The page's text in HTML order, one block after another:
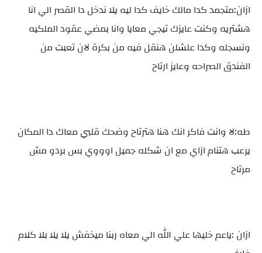
ازان:متجمد كدا مالك خايف كدا ليه يلا ندخل دا القصر الي انا
هشتريه وكنت عايزك تيجي معايا وانا بمضي عقود الملكيه
ونسجله وكدا علشلن هنقل فيه من بكرة لان تعبت من
الفندق الصراحه وعايز ارتاح
طه:لا وانت فاكر انك هنا هترتاح وضحك قلبي معاك دا المكان
يرعب هتنام ازاي مع ان شكله جميل اوووي بس بردو مش
مرتاح
ازان :ياعم خليها علي الله الي معاه ربنا ميخفش يلا يلا بلا كلام